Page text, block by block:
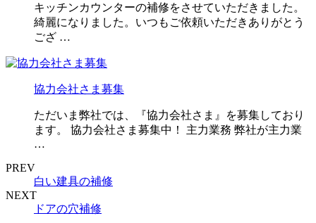
キッチンカウンターの補修をさせていただきました。
綺麗になりました。いつもご依頼いただきありがとう
ござ …
協力会社さま募集
ただいま弊社では、『協力会社さま』を募集しており
ます。 協力会社さま募集中！ 主力業務 弊社が主力業
…
PREV
白い建具の補修
NEXT
ドアの穴補修